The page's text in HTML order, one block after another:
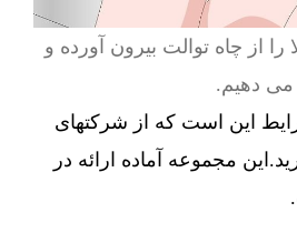
را از چاه توالت بیرون آورده و
می دهیم.
این است که از شرکتهای
مجموعه آماده ارائه در